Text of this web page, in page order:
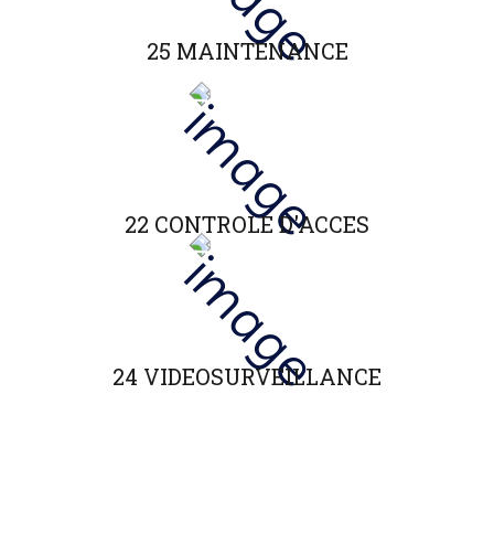
25 MAINTENANCE
22 CONTROLE D'ACCES
24 VIDEOSURVEILLANCE